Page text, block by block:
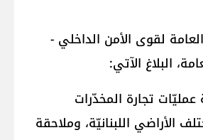
لقوى الأمن الداخلي -
البلاغ الآتي:
تجارة المخدّرات
الأراضي اللبنانيّة، وملاحقة